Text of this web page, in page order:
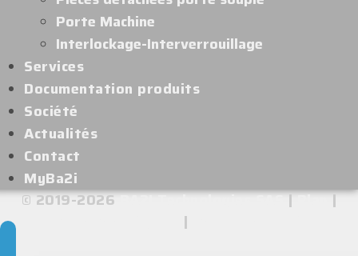
Porte Machine
Interlockage-Interverrouillage
Services
Documentation produits
Société
Actualités
Contact
MyBa2i
© 2019-2026BA2I Technologies SAS|Plan|
|